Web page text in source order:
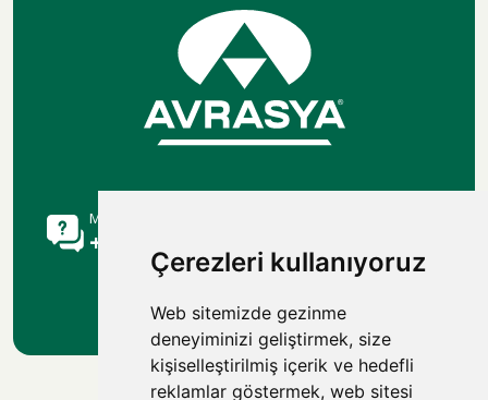
Çerezleri kullanıyoruz
Web sitemizde gezinme
deneyiminizi geliştirmek, size
kişiselleştirilmiş içerik ve hedefli
reklamlar göstermek, web sitesi
Müşteri Danışma Hattı
+90 216 515 9113